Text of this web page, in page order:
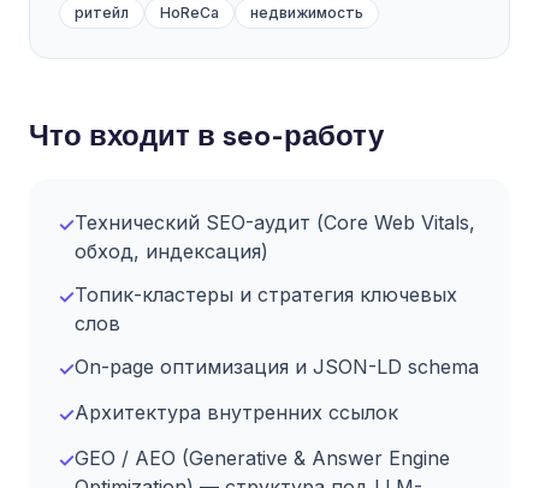
ритейл
HoReCa недвижимость
Что входит в seo-работу
✓Технический SEO-аудит (Core Web Vitals,
обход, индексация)
✓Топик-кластеры и стратегия ключевых
слов
✓On-page оптимизация и JSON-LD schema
✓Архитектура внутренних ссылок
✓GEO / AEO (Generative & Answer Engine